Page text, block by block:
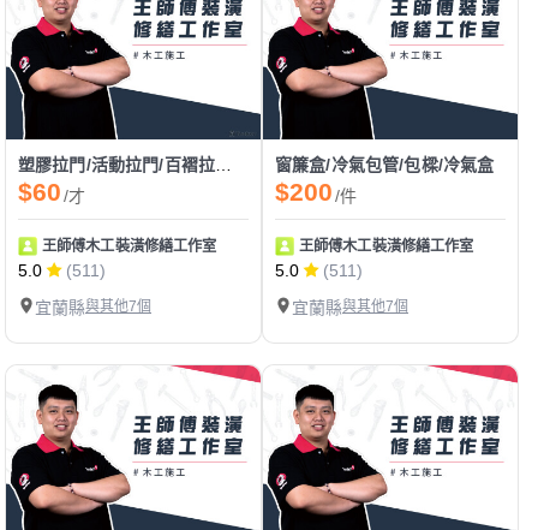
塑膠拉門/活動拉門/百褶拉門/pvc拉門
$60/才
王師傅木工裝潢修繕工作室
5.0
(511)
宜蘭縣與其他7個
窗簾盒/冷氣包管/包樑/冷氣盒
$200/件
王師傅木工裝潢修繕工作室
5.0
(511)
宜蘭縣與其他7個